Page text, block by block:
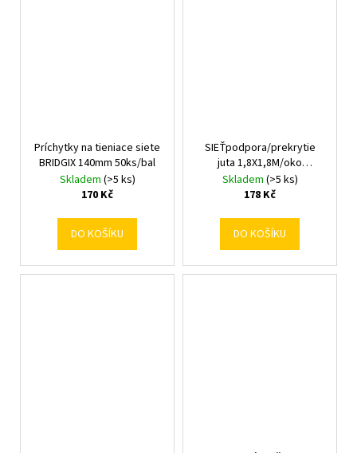
Príchytky na tieniace siete
BRIDGIX 140mm 50ks/bal
Skladem (>5 ks)
170 Kč
DO KOŠÍKU
SIEŤpodpora/prekrytie
juta 1,8X1,8M/oko
14x14cm/
Skladem (>5 ks)
178 Kč
DO KOŠÍKU